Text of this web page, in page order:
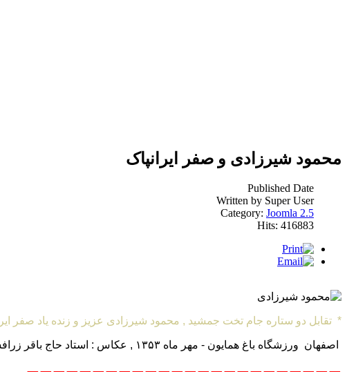
محمود شیرزادی و صفر ایرانپاک
Published Date
Written by Super User
Category: Joomla 2.5
Hits: 416883
* تقابل دو ستاره جام تخت جمشید , محمود شیرزادی عزیز و زنده یاد صفر
اصفهان ورزشگاه باغ همایون - مهر ماه ۱۳۵۳ , عکاس : استاد حاج باقر